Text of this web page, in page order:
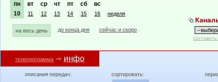
пн вт ср чт пт сб
вс
10
11 12 13 14 15 16 неделя
на весь день до конца дня сейчас и скоро
телепрограмма инфо
описания передач:
сортировать: